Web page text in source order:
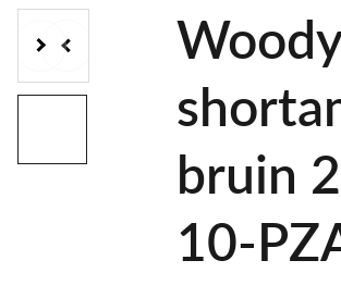
Woody
bruin
10-